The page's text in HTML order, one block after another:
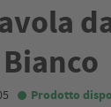
Prodotto